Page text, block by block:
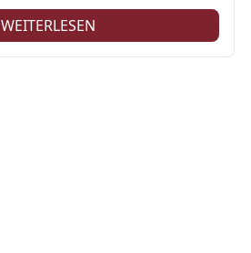
WEITERLESEN